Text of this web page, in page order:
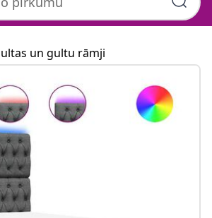
un gultu rāmji